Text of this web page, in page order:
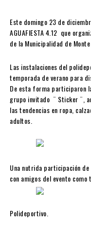
Este domingo 23 de
AGUAFIESTA 4.12 que
de la Municipalidad de
Las instalaciones del
temporada de verano para
De esta forma
grupo invitado ¨ Sticker ¨,
las tendencias en ropa,
adultos.
Una nutrida participación
con amigos del evento
Polideportivo.